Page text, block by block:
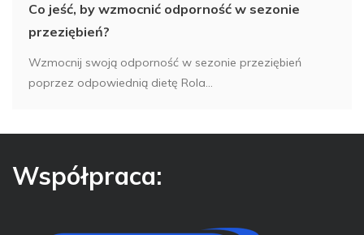
Co jeść, by wzmocnić odporność w sezonie
przeziębień?
Wzmocnij swoją odporność w sezonie przeziębień
poprzez odpowiednią dietę Rola...
Współpraca: